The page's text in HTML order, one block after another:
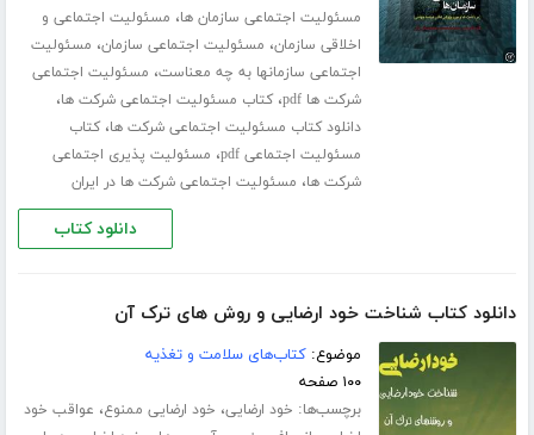
مسئولیت اجتماعی سازمان ها، مسئولیت اجتماعی و
اخلاقی سازمان، مسئولیت اجتماعی سازمان، مسئولیت
اجتماعی سازمانها به چه معناست، مسئولیت اجتماعی
شرکت ها pdf
،کتاب مسئولیت اجتماعی شرکت ها،
دانلود کتاب مسئولیت اجتماعی شرکت ها،کتاب
مسئولیت اجتماعی pdf
، مسئولیت پذیری اجتماعی
شرکت ها، مسئولیت اجتماعی شرکت ها در ایران
دانلود کتاب
دانلود کتاب شناخت خود ارضایی و روش های ترک آن
موضوع:کتاب‌های سلامت و تغذیه
۱۰۰ صفحه
برچسب‌ها: خود ارضایی، خود ارضایی ممنوع، عواقب خود